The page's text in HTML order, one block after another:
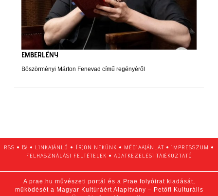
EMBERLÉNY
Böszörményi Márton Fenevad című regényéről
RSS • 1% • LINKAJÁNLÓ • ÍRJON NEKÜNK • MÉDIAAJÁNLAT • IMPRESSZUM •
FELHASZNÁLÁSI FELTÉTELEK • ADATKEZELÉSI TÁJÉKOZTATÓ
A prae.hu művészeti portál és a Prae folyóirat kiadását,
működését a Magyar Kultúráért Alapítvány – Petőfi Kulturális